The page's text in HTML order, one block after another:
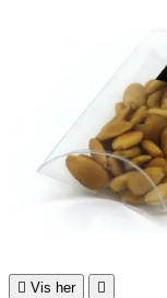
 Vis her 